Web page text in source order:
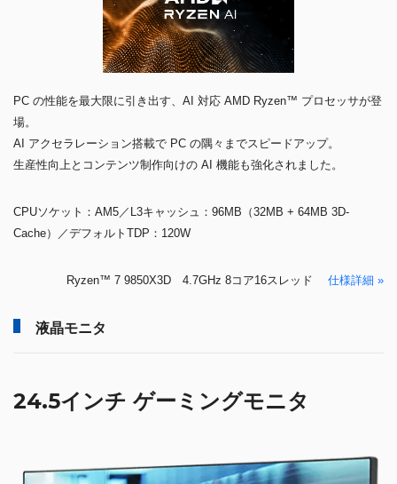
PC の性能を最大限に引き出す、AI 対応 AMD Ryzen™ プロセッサが登
場。
AI アクセラレーション搭載で PC の隅々までスピードアップ。
生産性向上とコンテンツ制作向けの AI 機能も強化されました。
CPUソケット：AM5／L3キャッシュ：96MB（32MB + 64MB 3D-
Cache）／デフォルトTDP：120W
Ryzen™ 7 9850X3D 4.7GHz 8コア16スレッド 仕様詳細 »
液晶モニタ
24.5インチ ゲーミングモニタ